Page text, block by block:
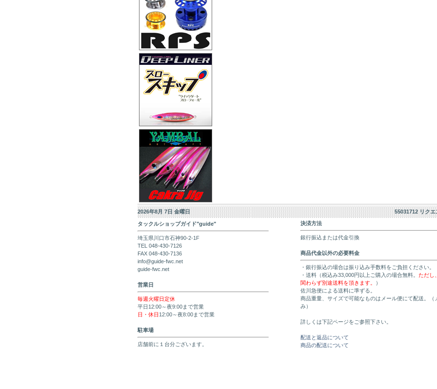
2026年8月 7日 金曜日 55031712 リク
タックルショップガイド"guide"
埼玉県川口市石神90-2-1F
TEL 048-430-7126
FAX 048-430-7136
info@guide-fwc.net
guide-fwc.net
営業日
毎週火曜日定休
平日12:00～夜9:00まで営業
日・休日 12:00～夜8:00まで営業
駐車場
店舗前に１台分ございます。
決済方法
銀行振込または代金引換
商品代金以外の必要料金
・銀行振込の場合は振り込み手数料をご負担ください。
・送料（税込み33,000円以上ご購入の場合無料。 ただし
関わらず別途送料を頂きます。
）
佐川急便による送料に準ずる。
商品重量、サイズで可能なものはメール便にて配送。
み）
詳しくは下記ページをご参照下さい。
配送と返品について
商品の配送について